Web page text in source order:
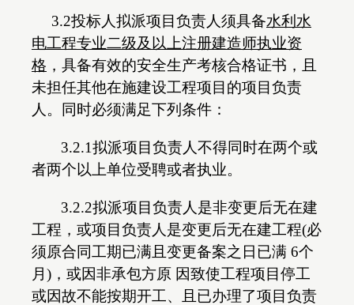
3.2投标人拟派项目负责人须具备水利水
电工程专业二级及以上注册建造师执业资
格 ，具备有效的安全生产考核合格证书，且
未担任其他在施建设工程项目的项目负责
人。同时必须满足下列条件：
3.2.1拟派项目负责人不得同时在两个或
者两个以上单位受聘或者执业。
3.2.2拟派项目负责人是非变更后无在建
工程，或项目负责人是变更后无在建工程(必
须原合同工期已满且变更备案之日已满 6个
月)，或因非承包方原 因致使工程项目停工
或因故不能按期开工、且已办理了项目负责